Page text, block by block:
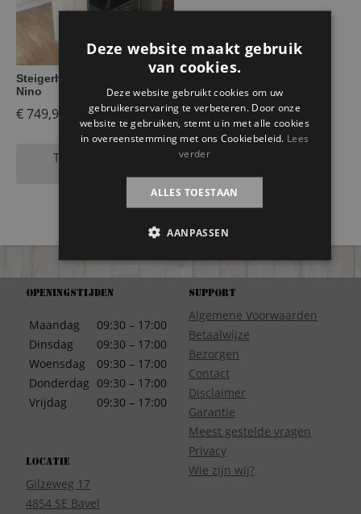
Steigerhouten keukenbar
Nino
€749,95
Toevoegen aan
Openingstijden
Maandag
Dinsdag
Woensdag
Donderdag
Vrijdag
09:30 – 17:00
09:30 – 17:00
09:30 – 17:00
09:30 – 17:00
09:30 – 17:00
Locatie
Gilzeweg 17
4854 SE Bavel
Support
Algemene Voorwaarden
Betaalwijze
Bezorgen
Contact
Disclaimer
Garantie
Meest gestelde vragen
Privacy
Wie zijn wij?
Deze website maakt gebruik
van cookies.
Deze website gebruikt cookies om uw
gebruikerservaring te verbeteren. Door onze
website te gebruiken, stemt u in met alle cookies
in overeenstemming met ons Cookiebeleid. Lees
verder
ALLES TOESTAAN
AANPASSEN